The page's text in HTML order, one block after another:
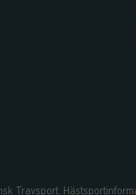
Travsport.